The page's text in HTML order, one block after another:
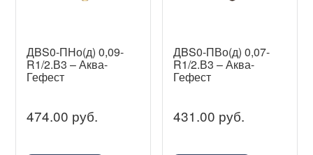
ДBS0-ПНо(д) 0,09-
R1/2.В3 – Аква-
Гефест
474.00 руб.
ДBS0-ПВо(д) 0,07-
R1/2.В3 – Аква-
Гефест
431.00 руб.